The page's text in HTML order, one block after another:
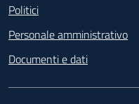
Politici
Personale amministrativo
Documenti e dati